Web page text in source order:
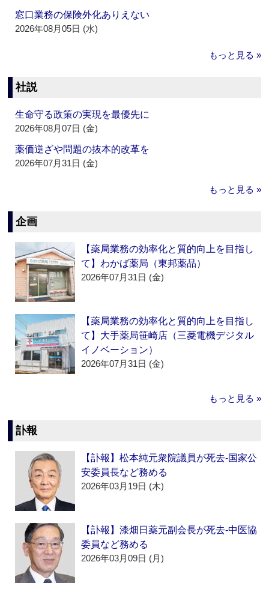
窓口業務の保険外化ありえない
2026年08月05日 (水)
もっと見る »
社説
生命守る政策の実現を最優先に
2026年08月07日 (金)
薬価逆ざや問題の抜本的改革を
2026年07月31日 (金)
もっと見る »
企画
【薬局業務の効率化と質的向上を目指し
て】わかば薬局（東邦薬品）
2026年07月31日 (金)
【薬局業務の効率化と質的向上を目指し
て】大手薬局笹崎店（三菱電機デジタル
イノベーション）
2026年07月31日 (金)
もっと見る »
訃報
【訃報】松本純元衆院議員が死去‐国家公
安委員長など務める
2026年03月19日 (木)
【訃報】漆畑日薬元副会長が死去‐中医協
委員など務める
2026年03月09日 (月)